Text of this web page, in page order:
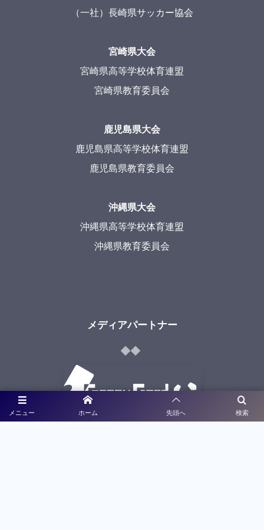
メニュー 検索
ホーム 先頭へ
（一社）長崎県サッカー協会
宮崎県大会
宮崎県高等学校体育連盟
宮崎県教育委員会
鹿児島県大会
鹿児島県高等学校体育連盟
鹿児島県教育委員会
沖縄県大会
沖縄県高等学校体育連盟
沖縄県教育委員会
メディアパートナー